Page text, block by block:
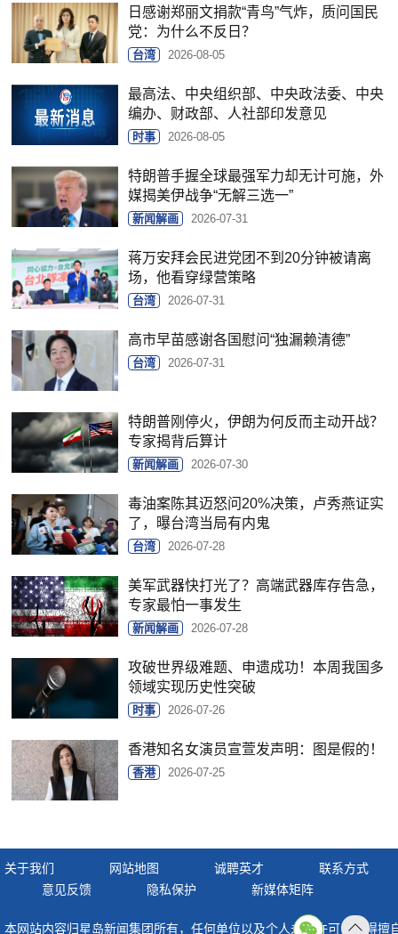
日感谢郑丽文捐款“青鸟”气炸，质问国民
党：为什么不反日？
台湾 2026-08-05
最高法、中央组织部、中央政法委、中央
编办、财政部、人社部印发意见
时事 2026-08-05
特朗普手握全球最强军力却无计可施，外
媒揭美伊战争“无解三选一”
新闻解画 2026-07-31
蒋万安拜会民进党团不到20分钟被请离
场，他看穿绿营策略
台湾 2026-07-31
高市早苗感谢各国慰问“独漏赖清德”
台湾 2026-07-31
特朗普刚停火，伊朗为何反而主动开战？
专家揭背后算计
新闻解画 2026-07-30
毒油案陈其迈怒问20%决策，卢秀燕证实
了，曝台湾当局有内鬼
台湾 2026-07-28
美军武器快打光了？高端武器库存告急，
专家最怕一事发生
新闻解画 2026-07-28
攻破世界级难题、申遗成功！本周我国多
领域实现历史性突破
时事 2026-07-26
香港知名女演员宣萱发声明：图是假的！
香港 2026-07-25
关于我们 网站地图 诚聘英才
联系方式
意见反馈
隐私保护 新媒体矩阵
本网站内容归星岛新闻集团所有，任何单位以及个人未经许可，不得擅